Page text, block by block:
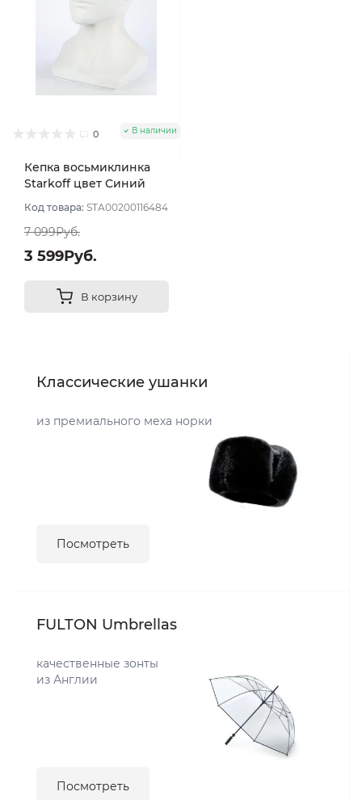
0 В наличии
Кепка восьмиклинка
Starkoff цвет Синий
размер 56
Код товара: STA00200116484
7 099Руб.
3 599Руб.
В корзину
Классические ушанки
из премиального меха норки
Посмотреть
FULTON Umbrellas
качественные зонты
из Англии
Посмотреть